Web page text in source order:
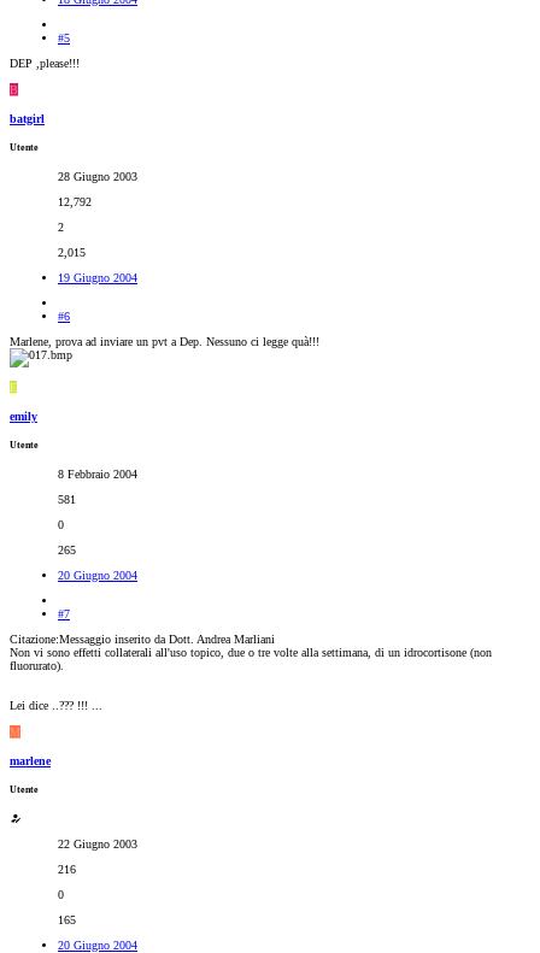
#5
DEP ,please!!!
B
batgirl
Utente
28 Giugno 2003
12,792
2
2,015
19 Giugno 2004
#6
Marlene, prova ad inviare un pvt a Dep. Nessuno ci legge quà!!!
E
emily
Utente
8 Febbraio 2004
581
0
265
20 Giugno 2004
#7
Citazione:Messaggio inserito da Dott. Andrea Marliani
Non vi sono effetti collaterali all'uso topico, due o tre volte alla settimana, di un idrocortisone (non
fluorurato).
Lei dice ..??? !!! ...
M
marlene
Utente
22 Giugno 2003
216
0
165
20 Giugno 2004